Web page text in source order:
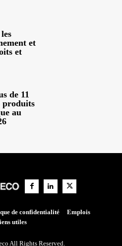
et
et
de 11
produits
au
de confidentialité
Emplois
utiles
All Rights Reserved.